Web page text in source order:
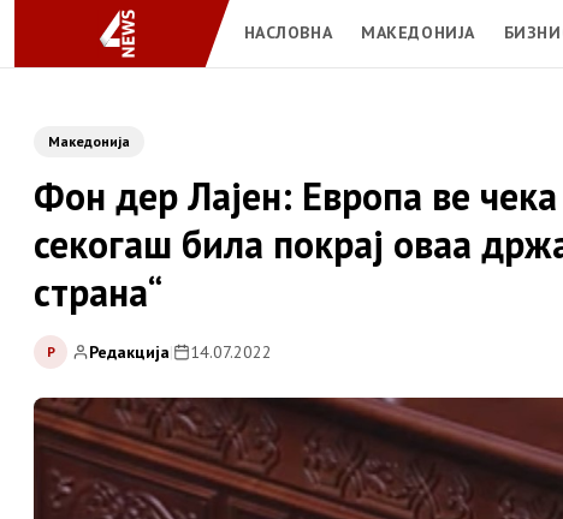
НАСЛОВНА МАКЕДОНИЈА
Македонија
Фон дер Лајен: Европа ве
секогаш била покрај оваа
страна“
Р Редакција| 14.07.2022